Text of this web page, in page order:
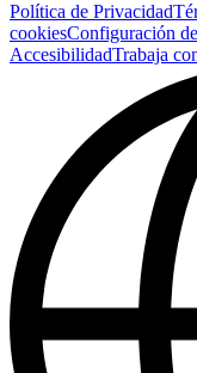
Política de Privacidad
cookiesConfiguración
AccesibilidadTrabaja